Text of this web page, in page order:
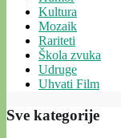
Kultura
Mozaik
Rariteti
Škola zvuka
Udruge
Uhvati Film
Sve kategorije